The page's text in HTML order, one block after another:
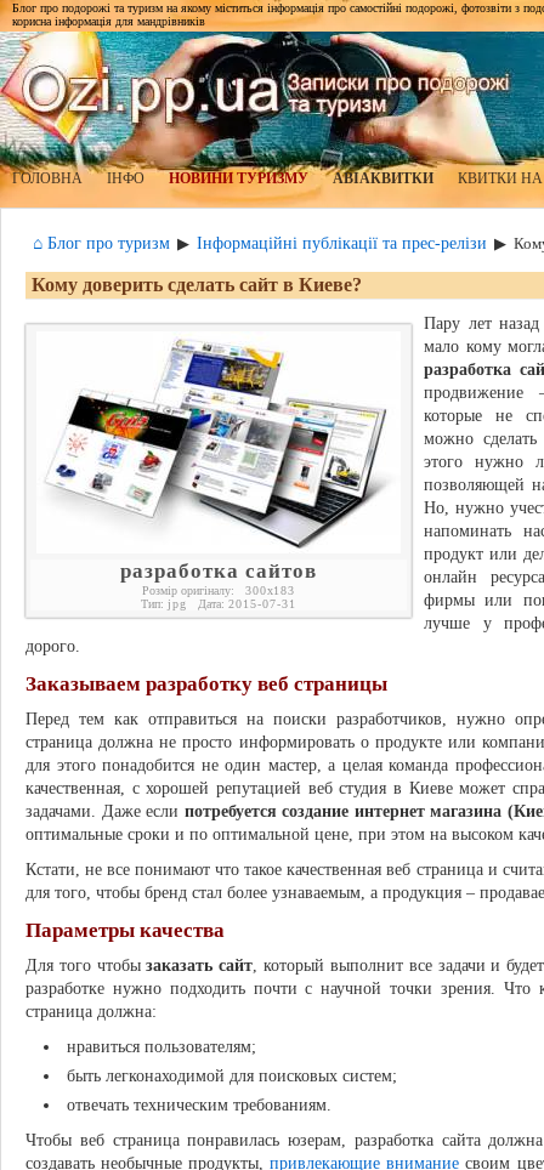
Блог про подорожі та туризм на якому міститься інформація про самостійні подорожі, фотозвіти з
корисна інформація для мандрівників
ГОЛОВНА ІНФО НОВИНИ ТУРИЗМУ АВІАКВИТКИ КВИТКИ
⌂ Блог про туризм ▶ Інформаційні публікації та прес-релізи ▶
Кому доверить сделать сайт в Киеве?
разработка сайтов
Розмір оригіналу: 300x183
Тип: jpg Дата: 2015-07-31
Пару лет
мало кому
разработка
продвижение
которые не
можно
этого нужно
позволяющей
Но, нужно
напоминать
продукт или
онлайн
фирмы или
лучше у
дорого.
Заказываем разработку веб страницы
Перед тем как отправиться на поиски разработчиков, нужно
страница должна не просто информировать о продукте или
для этого понадобится не один мастер, а целая команда
качественная, с хорошей репутацией веб студия в Киеве может
задачами. Даже если потребуется создание интернет магазина
оптимальные сроки и по оптимальной цене, при этом на высоком
Кстати, не все понимают что такое качественная веб страница и
для того, чтобы бренд стал более узнаваемым, а продукция –
Параметры качества
Для того чтобызаказать сайт, который выполнит все задачи и
разработке нужно подходить почти с научной точки зрения. Что
страница должна:
нравиться пользователям;
быть легконаходимой для поисковых систем;
отвечать техническим требованиям.
Чтобы веб страница понравилась юзерам, разработка сайта
создавать необычные продукты,привлекающие внимание своим